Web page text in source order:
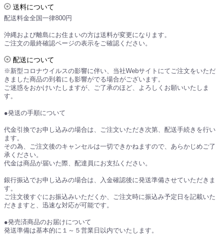
送料について
配送料金全国一律800円
沖縄および離島にお住まいの方は送料が変更になります。
ご注文の最終確認ページの表示をご確認ください。
配送について
※新型コロナウイルスの影響に伴い、当社Webサイトにてご注文をいただ
きました商品の到着にも影響がでる場合がございます。
ご迷惑をおかけいたしますが、ご了承のほど、よろしくお願いいたしま
す。
●発送の手順について
代金引換でお申し込みの場合は、ご注文いただき次第、配送手続きを行い
ます。
その為、ご注文後のキャンセルは一切できかねますので、あらかじめご了
承ください。
代金は商品が届いた際、配達員にお支払ください。
銀行振込でお申し込みの場合は、入金確認後に発送準備させていただきま
す。
ご注文後すぐにお振込みいただくか、ご注文時に振込み予定日を記載いた
だきますと、迅速な対応が可能です。
●発売済商品のお届けについて
発送準備は基本的に１～５営業日以内でいたします。